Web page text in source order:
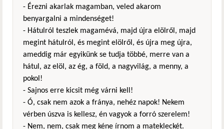
- Érezni akarlak magamban, veled akarom
benyargalni a mindenséget!
- Hátulról teszlek magamévá, majd újra elölről, majd
megint hátulról, és megint elölről, és újra meg újra,
ameddig már egyikünk se tudja többé, merre van a
hátul, az elöl, az ég, a föld, a nagyvilág, a menny, a
pokol!
- Sajnos erre kicsit még várni kell!
- Ó, csak nem azok a fránya, nehéz napok! Nekem
vérben úszva is kellesz, én vagyok a forró szerelem!
- Nem, nem, csak meg kéne írnom a matekleckét.